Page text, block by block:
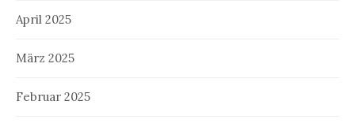
April 2025
März 2025
Februar 2025